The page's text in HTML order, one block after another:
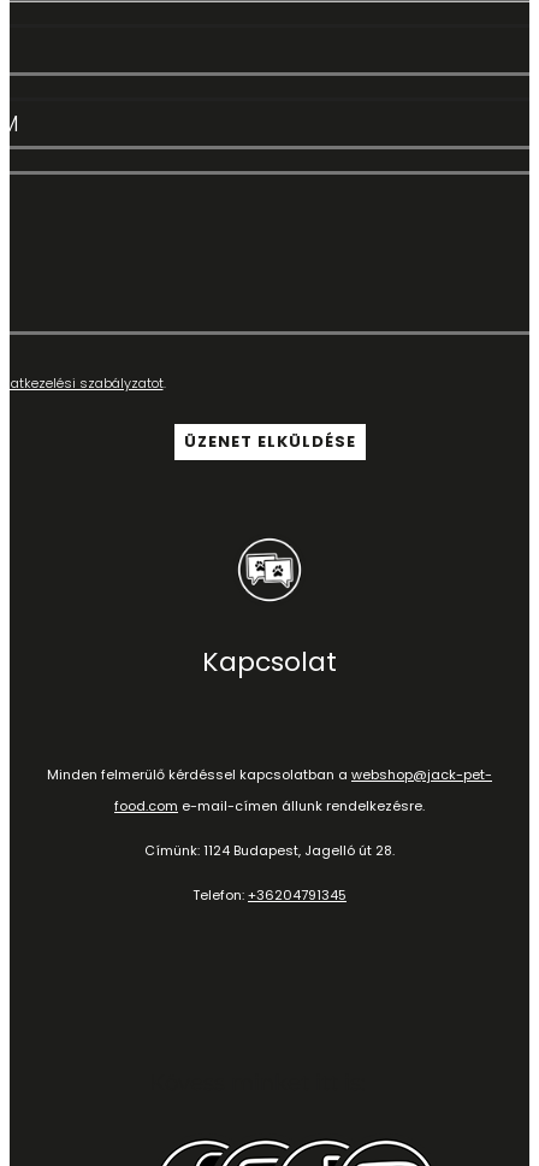
szabályzatot.
Kapcsolat
Minden felmerülő kérdéssel kapcsolatban a webshop@jack-pet-
food.com e-mail-címen állunk rendelkezésre.
Címünk: 1124 Budapest, Jagelló út 28.
Telefon:+36204791345